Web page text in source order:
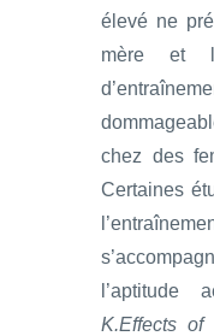
élevé ne
mère et
chez des
Certaines
l’aptitude
K.Effects of